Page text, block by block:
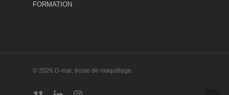
FORMATION
© 2026 D-mai, école de maquillage.